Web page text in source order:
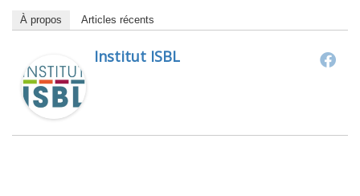
À propos Articles récents
Institut ISBL